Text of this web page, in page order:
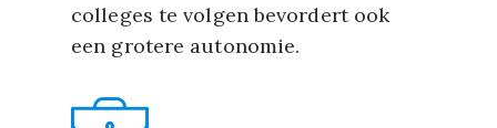
colleges te volgen bevordert ook
een grotere autonomie.